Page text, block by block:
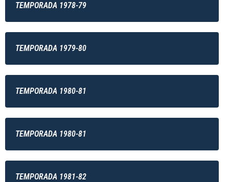
TEMPORADA 1978-79
TEMPORADA 1979-80
TEMPORADA 1980-81
TEMPORADA 1980-81
TEMPORADA 1981-82